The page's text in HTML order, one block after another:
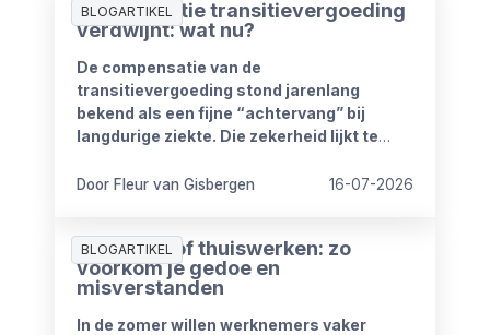
BLOGARTIKEL
Compensatie transitievergoeding
verdwijnt: wat nu?
De compensatie van de
transitievergoeding stond jarenlang
bekend als een fijne “achtervang” bij
langdurige ziekte. Die zekerheid lijkt te
kabinet heeft plannen om de
Door Fleur van Gisbergen 16-07-2026
BLOGARTIKEL
Zomerproof thuiswerken: zo
voorkom je gedoe en
misverstanden
In de zomer willen werknemers vaker